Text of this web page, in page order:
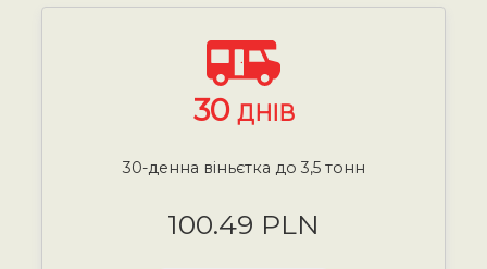
30 ДНІВ
30-денна віньєтка до 3,5 тонн
100.49 PLN